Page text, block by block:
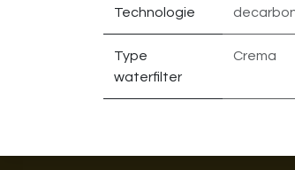
Technologie
Type
waterfilter
Crema